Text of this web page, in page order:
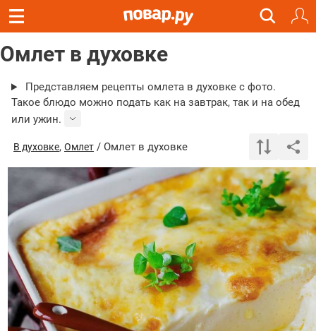
Омлет в духовке
Представляем рецепты омлета в духовке с фото.
Такое блюдо можно подать как на завтрак, так и на обед
или ужин.
В духовке, Омлет / Омлет в духовке